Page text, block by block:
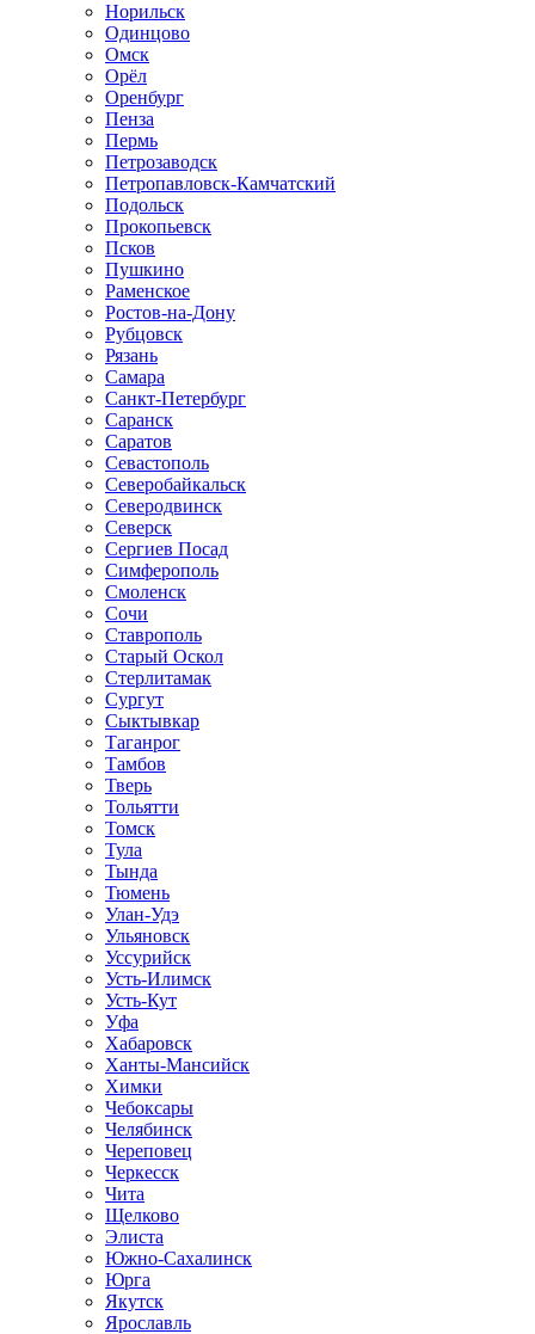
Норильск
Одинцово
Омск
Орёл
Оренбург
Пенза
Пермь
Петрозаводск
Петропавловск-Камчатский
Подольск
Прокопьевск
Псков
Пушкино
Раменское
Ростов-на-Дону
Рубцовск
Рязань
Самара
Санкт-Петербург
Саранск
Саратов
Севастополь
Северобайкальск
Северодвинск
Северск
Сергиев Посад
Симферополь
Смоленск
Сочи
Ставрополь
Старый Оскол
Стерлитамак
Сургут
Сыктывкар
Таганрог
Тамбов
Тверь
Тольятти
Томск
Тула
Тында
Тюмень
Улан-Удэ
Ульяновск
Уссурийск
Усть-Илимск
Усть-Кут
Уфа
Хабаровск
Ханты-Мансийск
Химки
Чебоксары
Челябинск
Череповец
Черкесск
Чита
Щелково
Элиста
Южно-Сахалинск
Юрга
Якутск
Ярославль